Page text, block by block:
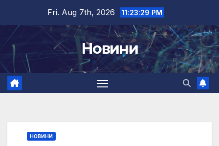
content
Fri. Aug 7th, 2026 11:23:30 PM
Новини
НОВИНИ